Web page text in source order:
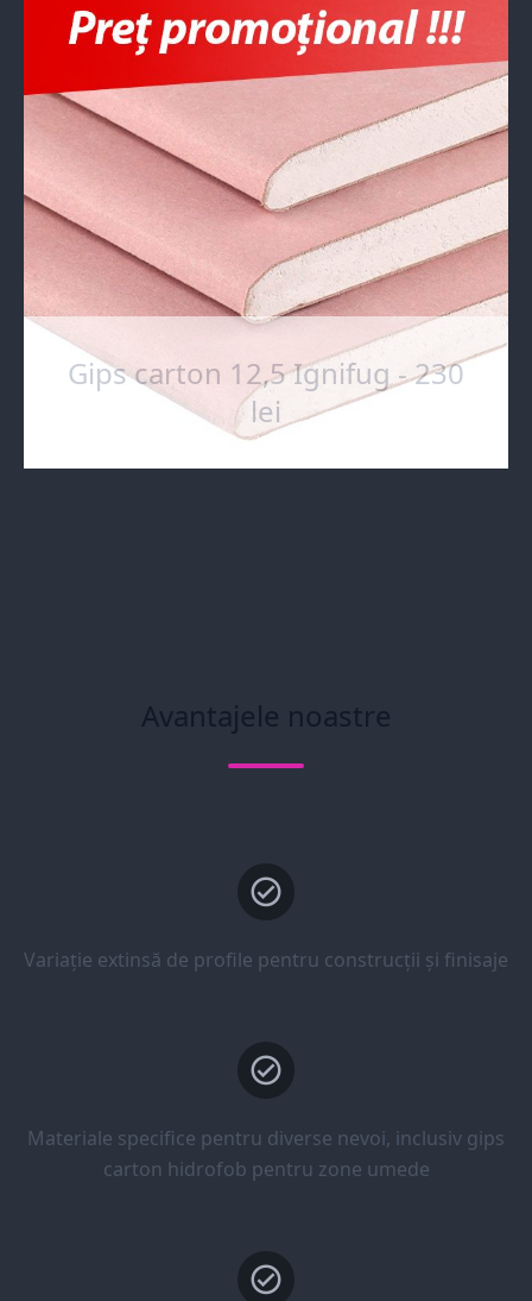
Gips carton 12,5 Ignifug - 230
lei
Avantajele noastre
Variație extinsă de profile pentru construcții și finisaje
Materiale specifice pentru diverse nevoi, inclusiv gips
carton hidrofob pentru zone umede